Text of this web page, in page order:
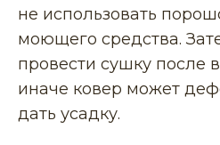
не использовать
моющего средства.
провести сушку после
иначе ковер может
дать усадку.